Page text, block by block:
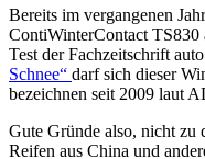
Bereits im vergangenen
ContiWinterContact TS830
Test der Fachzeitschrift
Schnee“ darf sich dieser
bezeichnen seit 2009 laut
Gute Gründe also, nicht zu
Reifen aus China und